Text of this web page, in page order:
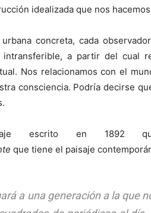
idealizada que nos
concreta, cada
a partir del cual
Nos relacionamos con el
consciencia. Podría decirse
escrito en 1892
que tiene el paisaje
a una generación a la que